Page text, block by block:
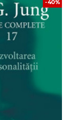
-40%